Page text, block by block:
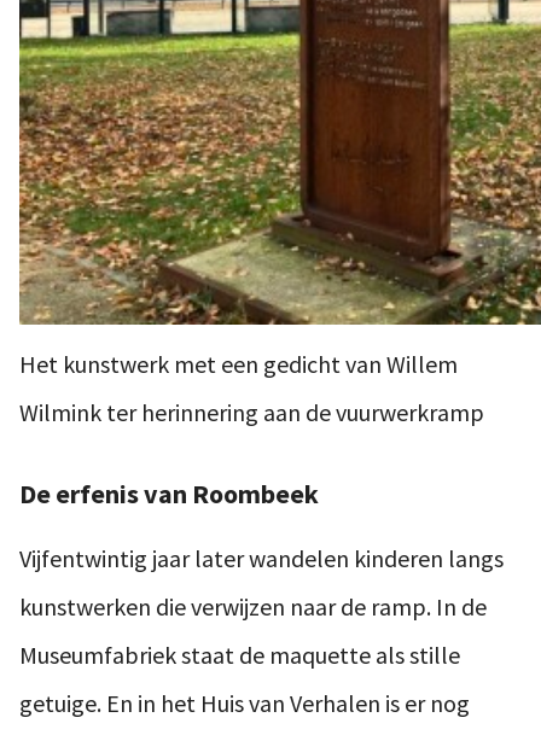
Het kunstwerk met een gedicht van Willem
Wilmink ter herinnering aan de vuurwerkramp
De erfenis van Roombeek
Vijfentwintig jaar later wandelen kinderen langs
kunstwerken die verwijzen naar de ramp. In de
Museumfabriek staat de maquette als stille
getuige. En in het Huis van Verhalen is er nog